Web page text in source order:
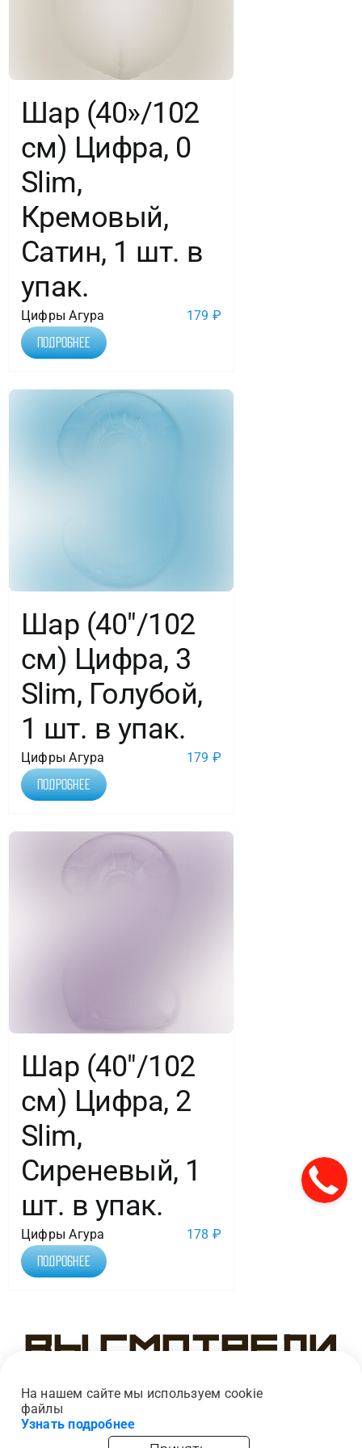
Шар (40»/102
см) Цифра, 0
Slim,
Кремовый,
Сатин, 1 шт. в
упак.
Цифры Агура 179 ₽
Подробнее
Шар (40″/102
см) Цифра, 3
Slim, Голубой,
1 шт. в упак.
Цифры Агура 179 ₽
Подробнее
Шар (40″/102
см) Цифра, 2
Slim,
Сиреневый, 1
шт. в упак.
Цифры Агура 178 ₽
Подробнее
Вы смотрели
На нашем сайте мы используем cookie
файлы
Узнать подробнее